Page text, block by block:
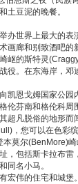
土豆泥的晚餐。
办世界上最大的表
画廊和别致酒吧的
岖的斯特灵
役。在东海岸，邓
凯恩戈姆国家公园
伦芬南和格伦科周
超凡脱俗的地形而
，您可以在色彩
莫尔(BenMore)崎
，包括斯卡拉布雷
同名小马。
宏伟的住宅和城堡